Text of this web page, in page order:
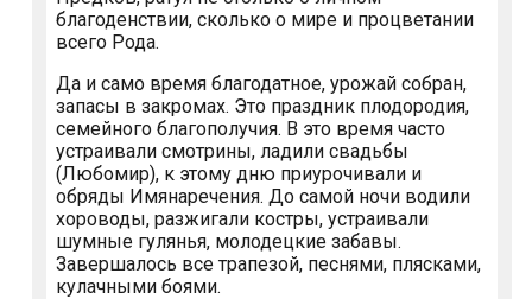
благоденствии, сколько о мире и процветании
всего Рода.
Да и само время благодатное, урожай собран,
запасы в закромах. Это праздник плодородия,
семейного благополучия. В это время часто
устраивали смотрины, ладили свадьбы
(Любомир), к этому дню приурочивали и
обряды Имянаречения. До самой ночи водили
хороводы, разжигали костры, устраивали
шумные гулянья, молодецкие забавы.
Завершалось все трапезой, песнями, плясками,
кулачными боями.